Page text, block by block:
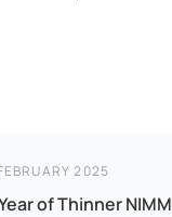
2025
of Thinner NIMM